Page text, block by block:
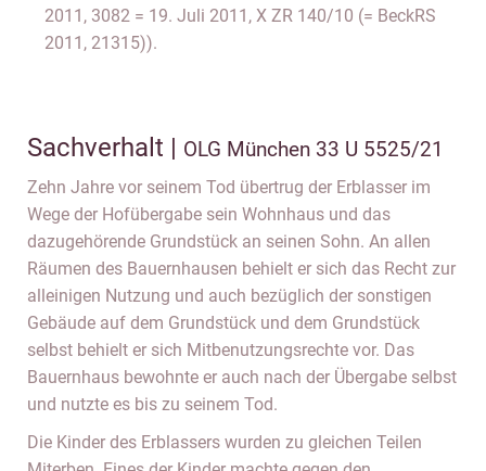
2011, 3082 = 19. Juli 2011, X ZR 140/10 (= BeckRS
2011, 21315)).
Sachverhalt | OLG München 33 U 5525/21
Zehn Jahre vor seinem Tod übertrug der Erblasser im
Wege der Hofübergabe sein Wohnhaus und das
dazugehörende Grundstück an seinen Sohn. An allen
Räumen des Bauernhausen behielt er sich das Recht zur
alleinigen Nutzung und auch bezüglich der sonstigen
Gebäude auf dem Grundstück und dem Grundstück
selbst behielt er sich Mitbenutzungsrechte vor. Das
Bauernhaus bewohnte er auch nach der Übergabe selbst
und nutzte es bis zu seinem Tod.
Die Kinder des Erblassers wurden zu gleichen Teilen